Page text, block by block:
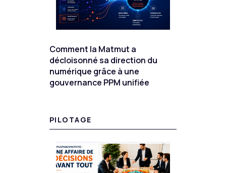
Comment la Matmut a
décloisonné sa direction du
numérique grâce à une
gouvernance PPM unifiée
PILOTAGE